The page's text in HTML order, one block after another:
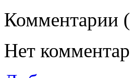
Комментарии (
Нет